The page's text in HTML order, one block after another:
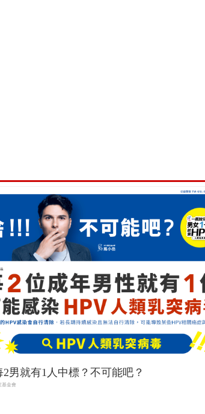
2男就有1人中標？不可能吧？
基金會